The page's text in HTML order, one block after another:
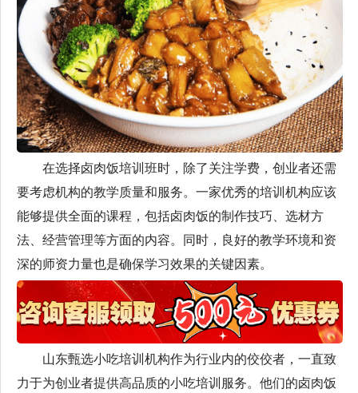
在选择卤肉饭培训班时，除了关注学费，创业者还需
要考虑机构的教学质量和服务。一家优秀的培训机构应该
能够提供全面的课程，包括卤肉饭的制作技巧、选材方
法、经营管理等方面的内容。同时，良好的教学环境和资
深的师资力量也是确保学习效果的关键因素。
山东甄选小吃培训机构作为行业内的佼佼者，一直致
力于为创业者提供高品质的小吃培训服务。他们的卤肉饭